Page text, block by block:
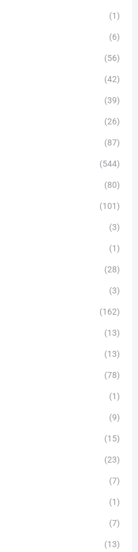
(1)
(6)
(56)
(42)
(39)
(26)
(87)
(544)
(80)
(101)
(3)
(1)
(28)
(3)
(162)
(13)
(13)
(78)
(1)
(9)
(15)
(23)
(7)
(1)
(7)
(13)